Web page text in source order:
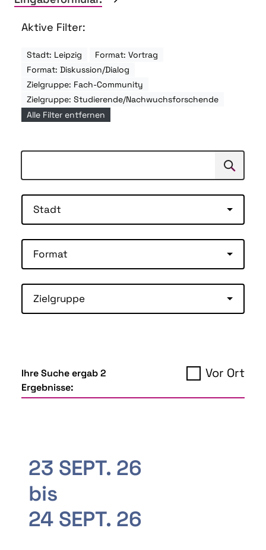
Aktive Filter:
Stadt: Leipzig
Format: Vortrag
Format: Diskussion/Dialog
Zielgruppe: Fach-Community
Zielgruppe: Studierende/Nachwuchsforschende
Alle Filter entfernen
Suchen
Stadt
Format
Zielgruppe
Ihre Suche ergab 2
Ergebnisse:
Vor Ort
23 SEPT. 26
bis
24 SEPT. 26